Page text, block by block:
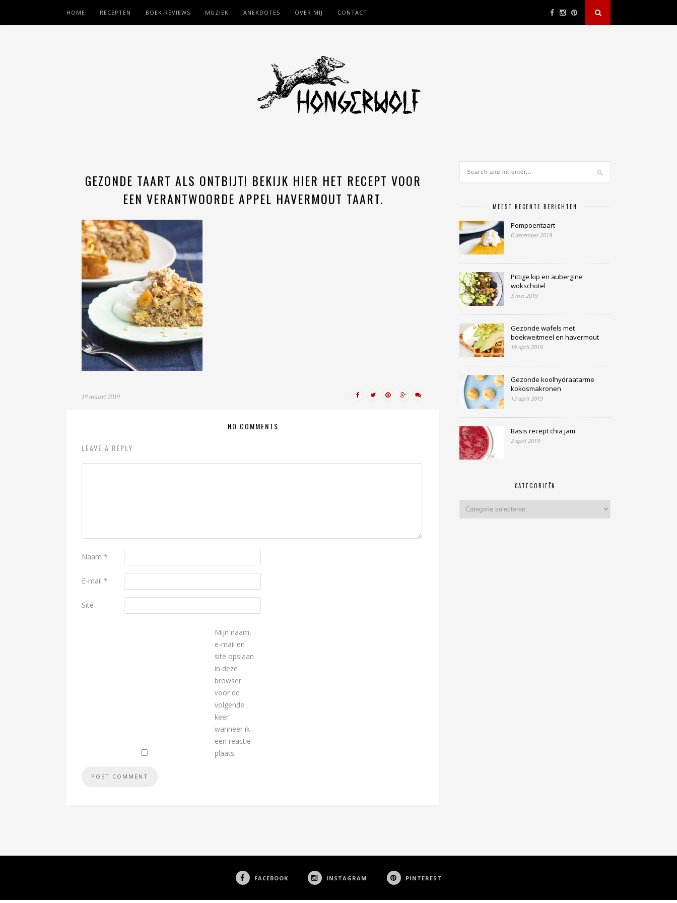
HOME RECEPTEN BOEK REVIEWS MUZIEK ANEKDOTES OVER MIJ CONTACT
GEZONDE TAART ALS ONTBIJT! BEKIJK HIER HET RECEPT VOOR
EEN VERANTWOORDE APPEL HAVERMOUT TAART.
19 maart 2019
NO COMMENTS
LEAVE A REPLY
Naam *
E-mail *
Site
Mijn naam,
e-mail en
site opslaan
in deze
browser
voor de
volgende
keer
wanneer ik
een reactie
plaats.
MEEST RECENTE BERICHTEN
Pompoentaart
6 december 2019
Pittige kip en aubergine
wokschotel
3 mei 2019
Gezonde wafels met
boekweitmeel en havermout
19 april 2019
Gezonde koolhydraatarme
kokosmakronen
12 april 2019
Basis recept chia jam
2 april 2019
CATEGORIEËN
FACEBOOK INSTAGRAM PINTEREST